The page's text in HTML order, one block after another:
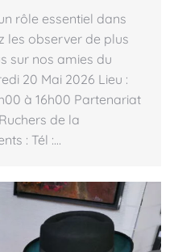
rôle essentiel dans
les observer de plus
sur nos amies du
20 Mai 2026 Lieu :
à 16h00 Partenariat
de la
: Tél :…